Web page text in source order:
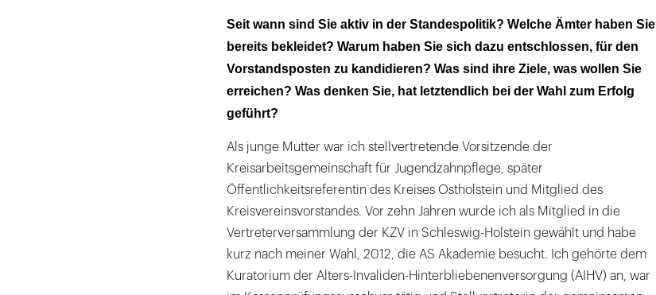
Seit wann sind Sie aktiv in der Standespolitik? Welche Ämter haben Sie
bereits bekleidet? Warum haben Sie sich dazu entschlossen, für den
Vorstandsposten zu kandidieren? Was sind ihre Ziele, was wollen Sie
erreichen? Was denken Sie, hat letztendlich bei der Wahl zum Erfolg
geführt?
Als junge Mutter war ich stellvertretende Vorsitzende der
Kreisarbeitsgemeinschaft für Jugendzahnpflege, später
Öffentlichkeitsreferentin des Kreises Ostholstein und Mitglied des
Kreisvereinsvorstandes. Vor zehn Jahren wurde ich als Mitglied in die
Vertreterversammlung der KZV in Schleswig-Holstein gewählt und habe
kurz nach meiner Wahl, 2012, die AS Akademie besucht. Ich gehörte dem
Kuratorium der Alters-Invaliden-Hinterbliebenenversorgung (AIHV) an, war